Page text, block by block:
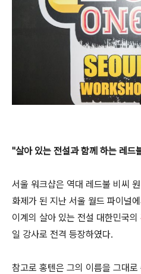
"살아 있는 전설과 함께 하는 레드
서울 워크샵은 역대 레드불 비씨
화제가 된 지난 서울 월드 파이널
이계의 살아 있는 전설 대한민국의
일 강사로 전격 등장하였다.
참고로 홍텐은 그의 이름을 그대